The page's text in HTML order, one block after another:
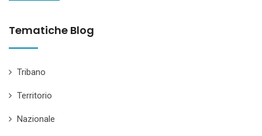
Tematiche Blog
Tribano
Territorio
Nazionale